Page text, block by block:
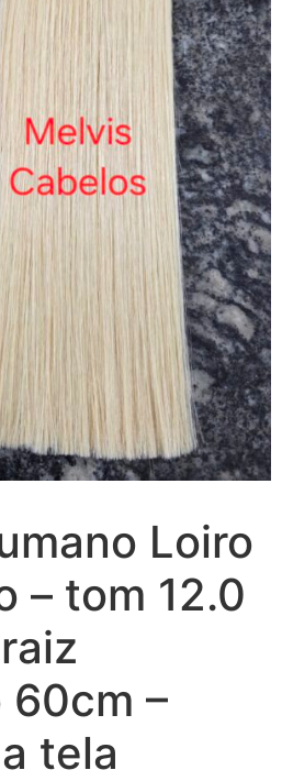
Loiro
– tom 12.0
60cm –
tela